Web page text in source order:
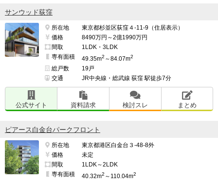
サンウッド荻窪
所在地
東京都杉並区荻窪４-11-9（住居表示）
価格
8490万円～2億1990万円
間取
1LDK・3LDK
専有面積
49.35m2 ～84.07m2
総戸数
19戸
交通
JR中央線・総武線 荻窪 駅徒歩7分
公式サイト 資料請求 検討スレ まとめ
ピアース白金台パークフロント
所在地
東京都港区白金台３-48-8外
価格
未定
間取
1LDK～2LDK
専有面積
40.32m2 ～110.04m2